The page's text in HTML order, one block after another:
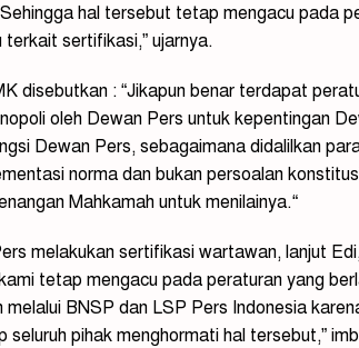
hal tersebut tetap mengacu pada
terkait sertifikasi,” ujarnya.
disebutkan : “Jikapun benar terdapat
oleh Dewan Pers untuk kepentingan
Dewan Pers, sebagaimana didalilkan
norma dan bukan persoalan
Mahkamah untuk menilainya.“
melakukan sertifikasi wartawan, lanjut
tetap mengacu pada peraturan yang
BNSP dan LSP Pers Indonesia
seluruh pihak menghormati hal tersebut,”